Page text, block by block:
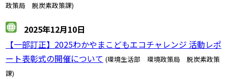
政策局 脱炭素政策課)
2025年12月10日
【一部訂正】2025わかやまこどもエコチャレンジ 活動レポ
ート表彰式の開催について (環境生活部 環境政策局 脱炭素政策
課)